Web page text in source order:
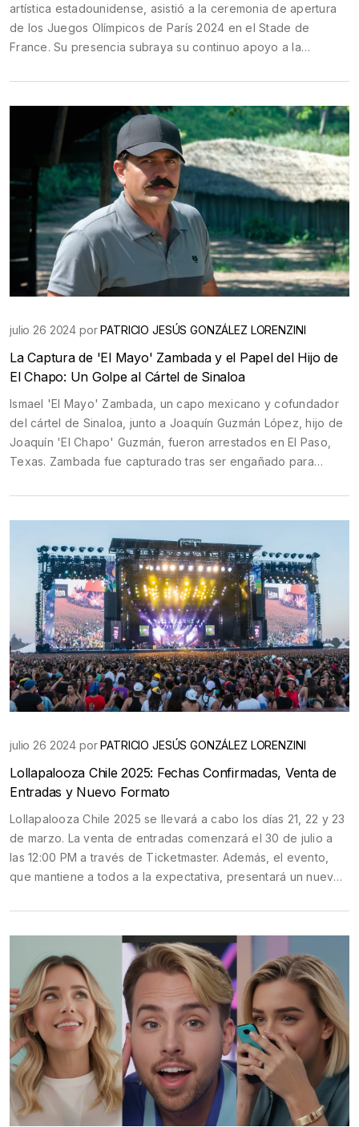
artística estadounidense, asistió a la ceremonia de apertura
de los Juegos Olímpicos de París 2024 en el Stade de
France. Su presencia subraya su continuo apoyo a la
edición de los Juegos.
julio 26 2024 porPATRICIO JESÚS GONZÁLEZ LORENZINI
La Captura de 'El Mayo' Zambada y el Papel del Hijo de
El Chapo: Un Golpe al Cártel de Sinaloa
Ismael 'El Mayo' Zambada, un capo mexicano y cofundador
del cártel de Sinaloa, junto a Joaquín Guzmán López, hijo de
Joaquín 'El Chapo' Guzmán, fueron arrestados en El Paso,
Texas. Zambada fue capturado tras ser engañado para
Estas detenciones representan un duro golpe a la poderosa
organización criminal y plantean inquietudes sobre posibles
vacíos de poder y violencia en México.
julio 26 2024 porPATRICIO JESÚS GONZÁLEZ LORENZINI
Lollapalooza Chile 2025: Fechas Confirmadas, Venta de
Entradas y Nuevo Formato
Lollapalooza Chile 2025 se llevará a cabo los días 21, 22 y 23
de marzo. La venta de entradas comenzará el 30 de julio a
las 12:00 PM a través de Ticketmaster. Además, el evento,
que mantiene a todos a la expectativa, presentará un nuevo